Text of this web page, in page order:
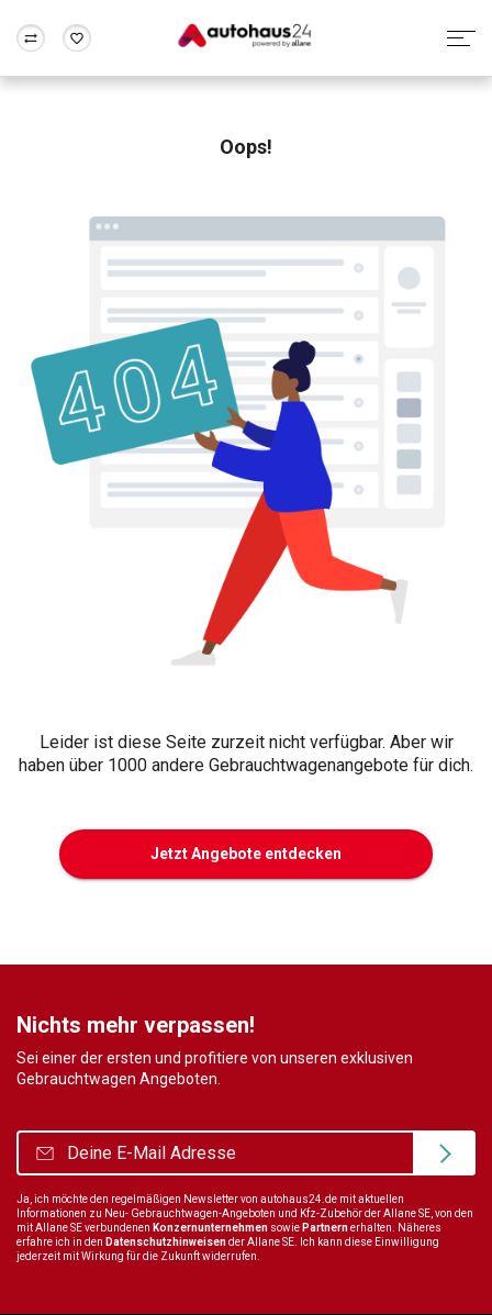
Rund um die Inzahlungnahme
Oops!
Leider ist diese Seite zurzeit nicht verfügbar. Aber wir
haben über 1000 andere Gebrauchtwagenangebote für dich.
Jetzt Angebote entdecken
Nichts mehr verpassen!
Sei einer der ersten und profitiere von unseren exklusiven
Gebrauchtwagen Angeboten.
Ja, ich möchte den regelmäßigen Newsletter von autohaus24.de mit aktuellen
Informationen zu Neu- Gebrauchtwagen-Angeboten und Kfz-Zubehör der Allane SE, von den
mit Allane SE verbundenen Konzernunternehmen sowie Partnernerhalten. Näheres
erfahre ich in den Datenschutzhinweisender Allane SE. Ich kann diese Einwilligung
jederzeit mit Wirkung für die Zukunft widerrufen.